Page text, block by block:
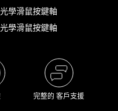
學滑鼠按鍵軸
學滑鼠按鍵軸
完整的 客戶支援